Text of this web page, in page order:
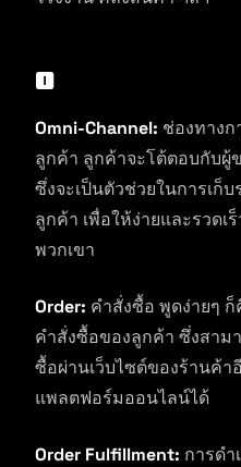
O
Omni-Channel: ช่องทางก
ลูกค้า ลูกค้าจะโต้ตอบกับผู้
ซึ่งจะเป็นตัวช่วยในการเก็
ลูกค้า เพื่อให้ง่ายและรวดเ
พวกเขา
Order: คำสั่งซื้อ พูดง่ายๆ
คำสั่งซื้อของลูกค้า ซึ่งสาม
ซื้อผ่านเว็บไซต์ของร้านค้
แพลตฟอร์มออนไลน์ได้
Order Fulfillment: การด